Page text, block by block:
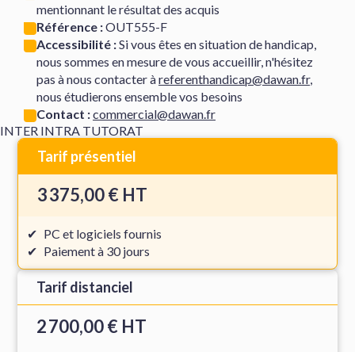
mentionnant le résultat des acquis
Référence :OUT555-F
Accessibilité :Si vous êtes en situation de handicap,
nous sommes en mesure de vous accueillir, n'hésitez
pas à nous contacter àreferenthandicap@dawan.fr,
nous étudierons ensemble vos besoins
Contact :commercial@dawan.fr
INTER INTRA TUTORAT
Tarif présentiel
3 375,00 € HT
PC et logiciels fournis
Paiement à 30 jours
Tarif distanciel
2 700,00 € HT